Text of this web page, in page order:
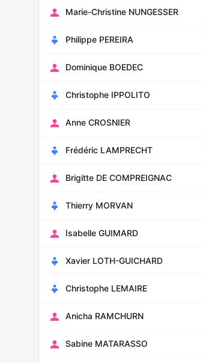
Marie-Christine NUNGESSER
Philippe PEREIRA
Dominique BOEDEC
Christophe IPPOLITO
Anne CROSNIER
Frédéric LAMPRECHT
Brigitte DE COMPREIGNAC
Thierry MORVAN
Isabelle GUIMARD
Xavier LOTH-GUICHARD
Christophe LEMAIRE
Anicha RAMCHURN
Sabine MATARASSO